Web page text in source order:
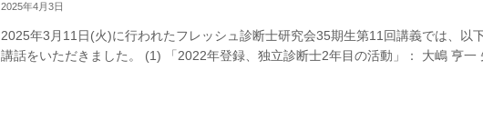
2025年4月3日
2025年3月11日(火)に行われたフレッシュ診断士研究会35期生第11回講義では、以
講話をいただきました。 (1) 「2022年登録、独立診断士2年目の活動」： 大嶋 亨